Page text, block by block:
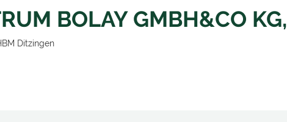
BOLAY GMBH&CO
Ditzingen